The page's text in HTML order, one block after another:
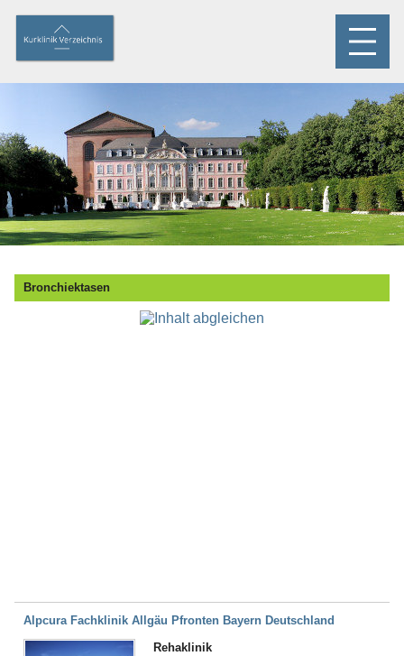
Bronchiektasen
Alpcura Fachklinik Allgäu Pfronten Bayern Deutschland
Rehaklinik